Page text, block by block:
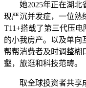
她2025年正在湖北
现严沉并发症，一位熟
T11+搭载了第三代压
的小我房产。以及单向
帮帮消费者及时调整糊
壑，旅逛和科技范畴。
取全球投资者共享成